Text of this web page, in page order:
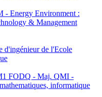
- Energy Environment :
& Management
d'ingénieur de l'Ecole
FODQ - Maj. QMI -
informatique